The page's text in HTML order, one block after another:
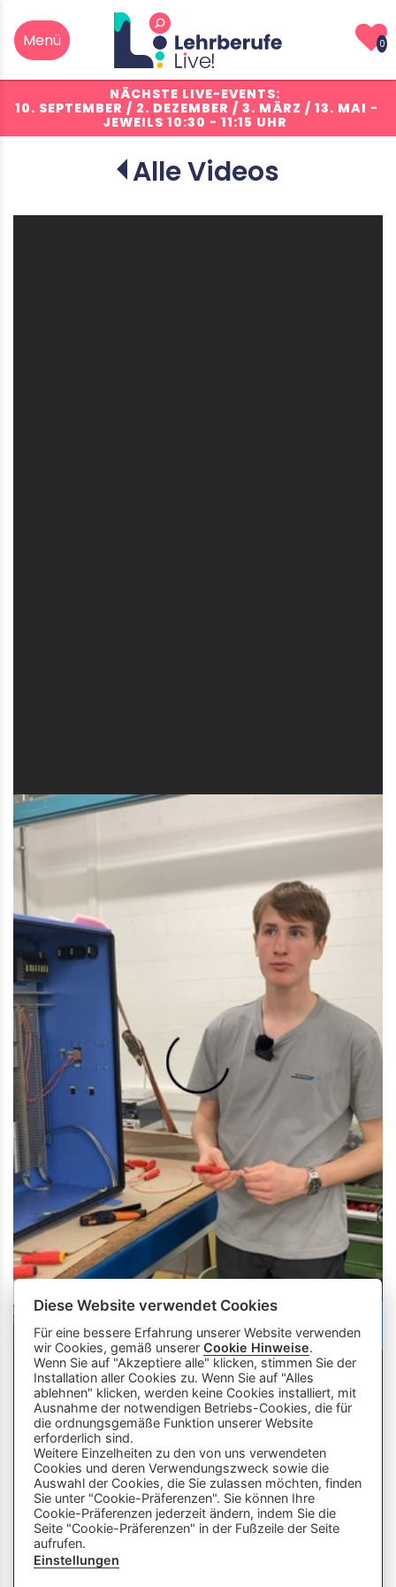
0
NÄCHSTE LIVE-EVENTS:
10. SEPTEMBER / 2. DEZEMBER / 3. MÄRZ / 13. MAI -
JEWEILS 10:30 - 11:15 UHR
Alle Videos
Stelle mir hier Fragen zu
Lehrberufen und zeige mir Videos.
Beispiele: «Zeige mir Videos von
info
Dieser Chatbot wird von Künstlicher
Intelligenz unterstützt. Er wertet unsere
Plattform aus und nutzt externe Quellen.
Der Chatbot kann Fehler machen oder
ungenaue Informationen liefern. Bitte
Diese Website verwendet Cookies
Für eine bessere Erfahrung unserer Website verwenden
wir Cookies, gemäß unsererCookie Hinweise.
Wenn Sie auf "Akzeptiere alle" klicken, stimmen Sie der
Installation aller Cookies zu. Wenn Sie auf "Alles
ablehnen" klicken, werden keine Cookies installiert, mit
Ausnahme der notwendigen Betriebs-Cookies, die für
die ordnungsgemäße Funktion unserer Website
erforderlich sind.
Weitere Einzelheiten zu den von uns verwendeten
Cookies und deren Verwendungszweck sowie die
Auswahl der Cookies, die Sie zulassen möchten, finden
Sie unter "Cookie-Präferenzen". Sie können Ihre
Cookie-Präferenzen jederzeit ändern, indem Sie die
Seite "Cookie-Präferenzen" in der Fußzeile der Seite
aufrufen.
Einstellungen